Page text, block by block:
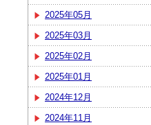
2025年05月
2025年03月
2025年02月
2025年01月
2024年12月
2024年11月